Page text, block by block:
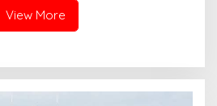
View More